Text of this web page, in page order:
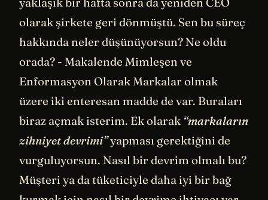
olarak şirkete geri dönmüştü. Sen bu süreç
hakkında neler düşünüyorsun? Ne oldu
orada? - Makalende Mimleşen ve
Enformasyon Olarak Markalar olmak
üzere iki enteresan madde de var. Buraları
biraz açmak isterim. Ek olarak “markaların
zihniyet devrimi”yapması gerektiğini de
vurguluyorsun. Nasıl bir devrim olmalı bu?
Müşteri ya da tüketiciyle daha iyi bir bağ